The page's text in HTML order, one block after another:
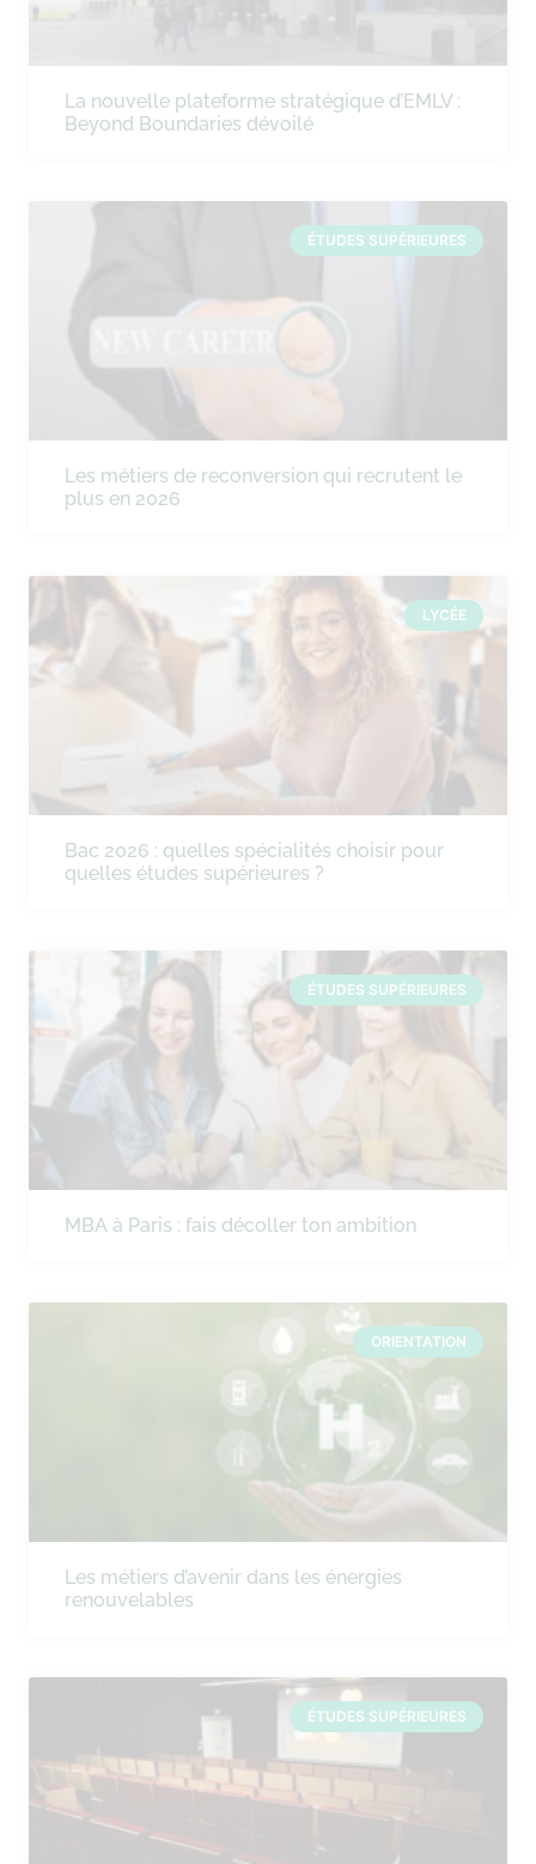
La nouvelle plateforme stratégique d’EMLV :
Beyond Boundaries dévoilé
ÉTUDES SUPÉRIEURES
Les métiers de reconversion qui recrutent le
plus en 2026
LYCÉE
Bac 2026 : quelles spécialités choisir pour
quelles études supérieures ?
ÉTUDES SUPÉRIEURES
MBA à Paris : fais décoller ton ambition
ORIENTATION
Les métiers d’avenir dans les énergies
renouvelables
ÉTUDES SUPÉRIEURES